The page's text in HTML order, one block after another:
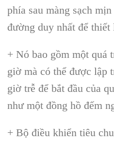
phía sau màng sạch
đường duy nhất để thiết
+ Nó bao gồm một quá
giờ mà có thể được lập
giờ trễ để bắt đầu của
như một đồng hồ đếm
+ Bộ điều khiển tiêu